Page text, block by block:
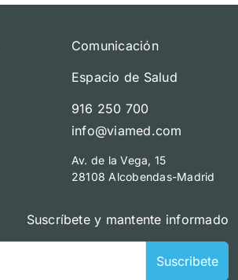
Comunicación
Espacio de Salud
916 250 700
info@viamed.com
Av. de la Vega, 15
28108 Alcobendas-Madrid
Suscríbete y mantente informado
Suscribete